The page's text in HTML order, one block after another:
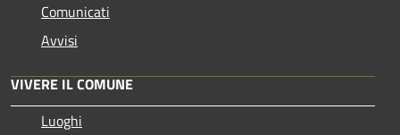
Comunicati
Avvisi
VIVERE IL COMUNE
Luoghi